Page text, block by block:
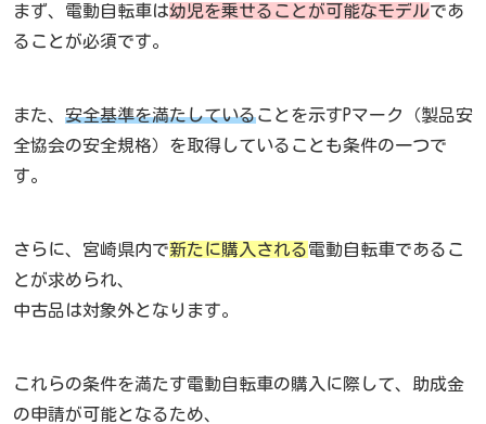
まず、電動自転車は幼児を乗せることが可能なモデルであ
ることが必須です。
また、 安全基準を満たしていることを示すPマーク（製品安
全協会の安全規格）を取得していることも条件の一つで
す。
さらに、宮崎県内で新たに購入される電動自転車であるこ
とが求められ、
中古品は対象外となります。
これらの条件を満たす電動自転車の購入に際して、助成金
の申請が可能となるため、